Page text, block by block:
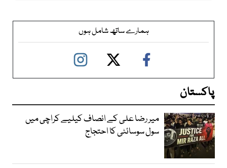
ہمارے ساتھ شامل ہوں
پاکستان
میر رضا علی کے انصاف کیلیے کراچی میں
سول سوسائٹی کا احتجاج